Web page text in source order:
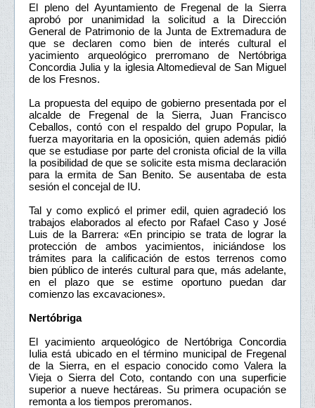
El pleno del Ayuntamiento de Fregenal de la Sierra
aprobó por unanimidad la solicitud a la Dirección
General de Patrimonio de la Junta de Extremadura de
que se declaren como bien de interés cultural el
yacimiento arqueológico prerromano de Nertóbriga
Concordia Julia y la iglesia Altomedieval de San Miguel
de los Fresnos.
La propuesta del equipo de gobierno presentada por el
alcalde de Fregenal de la Sierra, Juan Francisco
Ceballos, contó con el respaldo del grupo Popular, la
fuerza mayoritaria en la oposición, quien además pidió
que se estudiase por parte del cronista oficial de la villa
la posibilidad de que se solicite esta misma declaración
para la ermita de San Benito. Se ausentaba de esta
sesión el concejal de IU.
Tal y como explicó el primer edil, quien agradeció los
trabajos elaborados al efecto por Rafael Caso y José
Luis de la Barrera: «En principio se trata de lograr la
protección de ambos yacimientos, iniciándose los
trámites para la calificación de estos terrenos como
bien público de interés cultural para que, más adelante,
en el plazo que se estime oportuno puedan dar
comienzo las excavaciones».
Nertóbriga
El yacimiento arqueológico de Nertóbriga Concordia
Iulia está ubicado en el término municipal de Fregenal
de la Sierra, en el espacio conocido como Valera la
Vieja o Sierra del Coto, contando con una superficie
superior a nueve hectáreas. Su primera ocupación se
remonta a los tiempos preromanos.